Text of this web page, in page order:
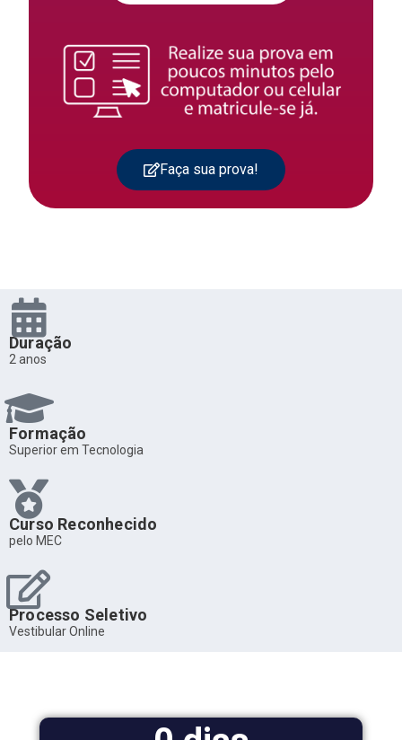
Faça sua prova!
Duração
2 anos
Formação
Superior em Tecnologia
Curso Reconhecido
pelo MEC
Processo Seletivo
Vestibular Online